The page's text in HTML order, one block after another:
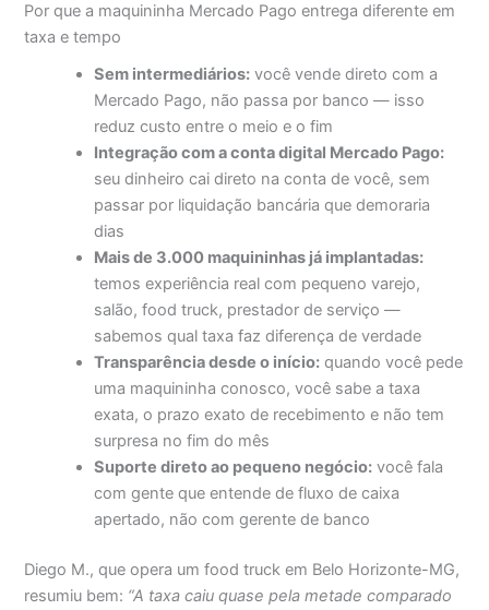
Por que a maquininha Mercado Pago entrega diferente em
taxa e tempo
Sem intermediários: você vende direto com a
Mercado Pago, não passa por banco — isso
reduz custo entre o meio e o fim
Integração com a conta digital Mercado Pago:
seu dinheiro cai direto na conta de você, sem
passar por liquidação bancária que demoraria
dias
Mais de 3.000 maquininhas já implantadas:
temos experiência real com pequeno varejo,
salão, food truck, prestador de serviço —
sabemos qual taxa faz diferença de verdade
Transparência desde o início: quando você pede
uma maquininha conosco, você sabe a taxa
exata, o prazo exato de recebimento e não tem
surpresa no fim do mês
Suporte direto ao pequeno negócio: você fala
com gente que entende de fluxo de caixa
apertado, não com gerente de banco
Diego M., que opera um food truck em Belo Horizonte-MG,
resumiu bem: “A taxa caiu quase pela metade comparado